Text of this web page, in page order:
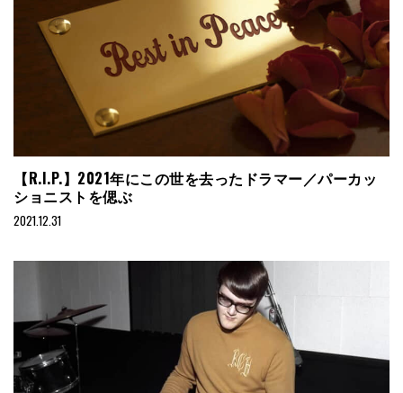
【R.I.P.】2021年にこの世を去ったドラマー／パーカッ
ショニストを偲ぶ
2021.12.31